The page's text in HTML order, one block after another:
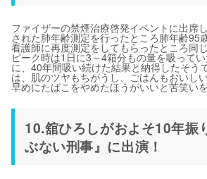
ファイザーの禁煙治療啓発イベントに出席
された肺年齢測定を行ったところ肺年齢95
看護師に再度測定をしてもらったところ同
ピーク時は1日に3～4箱分もの量を吸って
に、40年間吸い続けた結果と納得したそう
は、肌のツヤもちがうし、ごはんもおいし
早めにたばこをやめたほうがいいと苦笑い
10.舘ひろしがおよそ10年振
ぶない刑事』に出演！